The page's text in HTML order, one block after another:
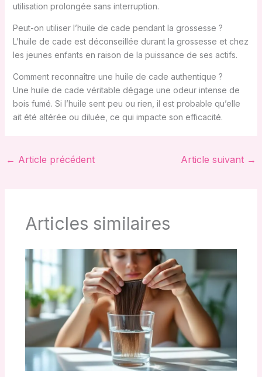
utilisation prolongée sans interruption.
Peut-on utiliser l’huile de cade pendant la grossesse ?
L’huile de cade est déconseillée durant la grossesse et chez
les jeunes enfants en raison de la puissance de ses actifs.
Comment reconnaître une huile de cade authentique ?
Une huile de cade véritable dégage une odeur intense de
bois fumé. Si l’huile sent peu ou rien, il est probable qu’elle
ait été altérée ou diluée, ce qui impacte son efficacité.
← Article précédent Article suivant →
Articles similaires